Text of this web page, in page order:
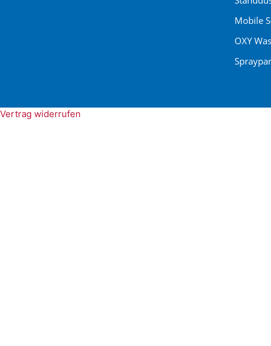
Mobile
OXY
Vertrag widerrufen